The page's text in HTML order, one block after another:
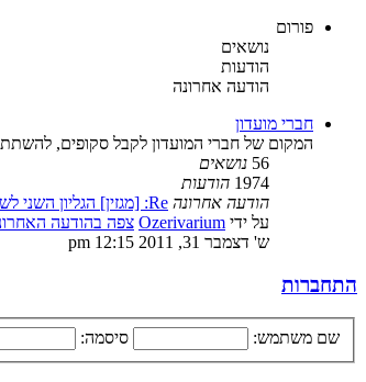
פורום
נושאים
הודעות
הודעה אחרונה
חברי מועדון
המקום של חברי המועדון לקבל סקופים,
56 נושאים
1974 הודעות
הודעה אחרונה Re: [מגזין] הגליון השני לשנת …
על ידי Ozerivarium צפה בהודעה
ש' דצמבר 31, 2011 12:15 pm
התחברות
שם משתמש: סיסמה: